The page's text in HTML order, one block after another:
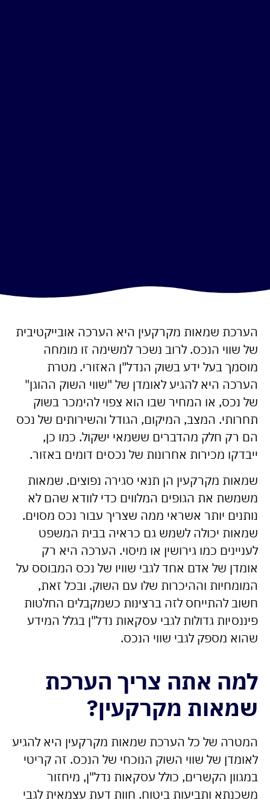
הערכת שמאות מקרקעין היא הערכה אובייקטיבית
של שווי הנכס. לרוב נשכר למשימה זו מומחה
מוסמך בעל ידע בשוק הנדל"ן האזורי. מטרת
הערכה היא להגיע לאומדן של "שווי השוק ההוגן"
של נכס, או המחיר שבו הוא צפוי להימכר בשוק
תחרותי. המצב, המיקום, הגודל והשירותים של נכס
הם רק חלק מהדברים ששמאי ישקול. כמו כן,
ייבדקו מכירות אחרונות של נכסים דומים באזור.
שמאות מקרקעין הן תנאי סגירה נפוצים. שמאות
משמשת את הגופים המלווים כדי לוודא שהם לא
נותנים יותר אשראי ממה שצריך עבור נכס מסוים.
שמאות יכולה לשמש גם כראיה בבית המשפט
לעניינים כמו גירושין או מיסוי. הערכה היא רק
אומדן של אדם אחד לגבי שוויו של נכס המבוסס על
המומחיות וההיכרות שלו עם השוק. ובכל זאת,
חשוב להתייחס לזה ברצינות כשמקבלים החלטות
פיננסיות גדולות לגבי עסקאות נדל"ן בגלל המידע
שהוא מספק לגבי שווי הנכס.
למה אתה צריך הערכת
שמאות מקרקעין?
המטרה של כל הערכת שמאות מקרקעין היא להגיע
לאומדן של שווי השוק הנוכחי של הנכס. זה קריטי
במגוון הקשרים, כולל עסקאות נדל"ן, מיחזור
משכנתא ותביעות ביטוח. חוות דעת עצמאית לגבי